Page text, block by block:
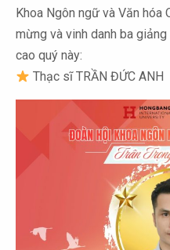
Khoa Ngôn ngữ và Văn hóa
mừng và vinh danh ba
cao quý này:
Thạc sĩ TRẦN ĐỨC ANH